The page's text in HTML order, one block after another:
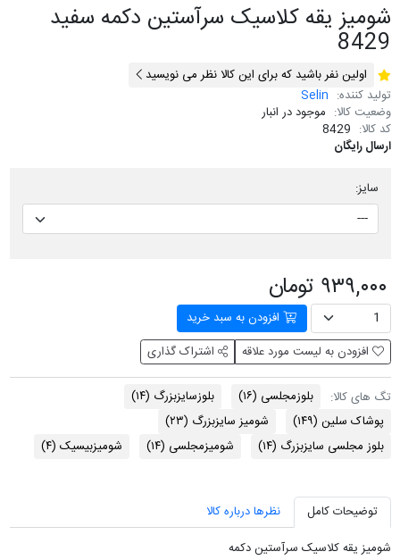
شومیز یقه کلاسیک سرآستین دکمه سفید
8429
اولین نفر باشید که برای این کالا نظر می نویسید
تولید کننده: Selin
وضعیت کالا: موجود در انبار
کد کالا: 8429
ارسال رایگان
سایز:
۹۳۹,۰۰۰ تومان
افزودن به سبد خرید
افزودن به لیست مورد علاقه
اشتراک گذاری
تگ های کالا: بلوزمجلسی (۱۶) بلوزسایزبزرگ (۱۴)
پوشاک سلین (۱۴۹) شومیز سایزبزرگ (۲۳)
بلوز مجلسی سایزبزرگ (۱۴) شومیزمجلسی (۱۴) شومیزبیسیک (۴)
توضیحات کامل
نظرها درباره کالا
شومیز یقه کلاسیک سرآستین دکمه